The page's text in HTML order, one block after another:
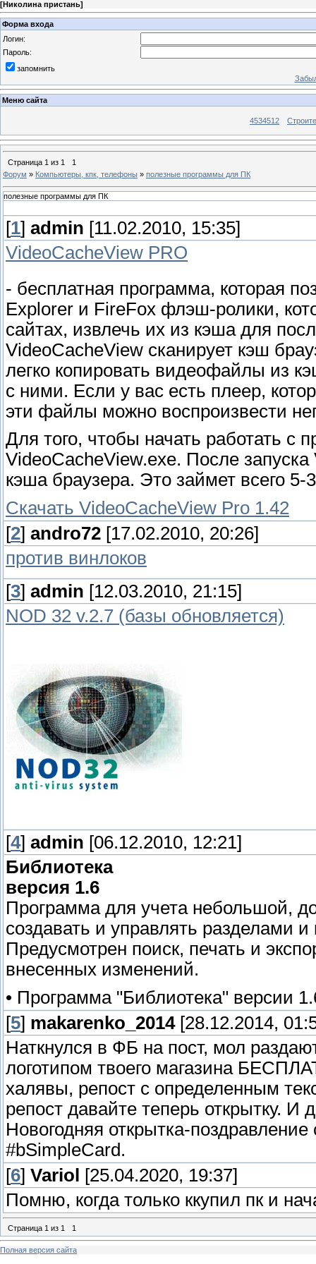
[Николина пристань]
Форма входа
Логин:
Пароль:
запомнить
Меню сайта
4534512
Страница 1 из 1
1
Форум » Компьютеры, кпк, телефоны » полезные программы для ПК
полезные программы для ПК
[1] admin [11.02.2010, 15:35]
VideoCacheView PRO
- бесплатная программа, которая
Explorer и FireFox флэш-ролики,
сайтах, извлечь их из кэша для
VideoCacheView сканирует кэш
легко копировать видеофайлы из
с ними. Если у вас есть плеер,
эти файлы можно воспроизвести
Для того, чтобы начать работать с
VideoCacheView.exe. После
кэша браузера. Это займет всего 5-
Скачать VideoCacheView Pro 1.42
[2] andro72 [17.02.2010, 20:26]
против винлоков
[3] admin [12.03.2010, 21:15]
NOD 32 v.2.7 (базы обновляется)
[4] admin [06.12.2010, 12:21]
Библиотека
версия 1.6
Программа для учета небольшой,
создавать и управлять разделами
Предусмотрен поиск, печать и
внесенных изменений.
• Программа "Библиотека" версии
[5] makarenko_2014[28.12.2014,
Наткнулся в ФБ на пост, мол
логотипом твоего магазина
халявы, репост с определенным
репост давайте теперь открытку.
Новогодняя открытка-
#bSimpleCard.
[6] Variol
[25.04.2020, 19:37]
Помню, когда только ккупил пк и
Страница 1 из 1 1
Полная версия сайта